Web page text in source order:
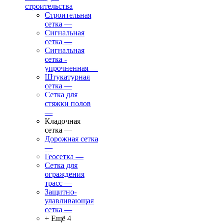
строительства
Строительная
сетка —
Сигнальная
сетка —
Сигнальная
сетка -
упрочненная —
Штукатурная
сетка —
Сетка для
стяжки полов
—
Кладочная
сетка —
Дорожная сетка
—
Геосетка —
Сетка для
ограждения
трасс —
Защитно-
улавливающая
сетка —
+ Ещё 4